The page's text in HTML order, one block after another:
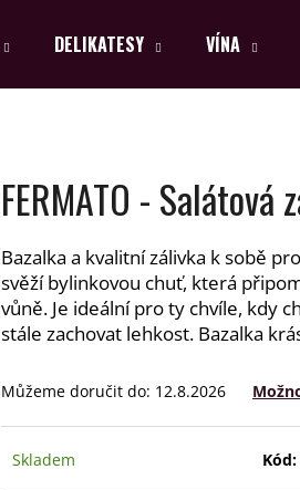
DELIKATESY VÍNA
FERMATO -
Bazalka a kvalitní zálivka k sobě
svěží bylinkovou chuť, která
vůně. Je ideální pro ty chvíle, kdy
stále zachovat lehkost. Bazalka
Můžeme doručit do: 12.8.2026
Skladem Kód:
HLEDAT